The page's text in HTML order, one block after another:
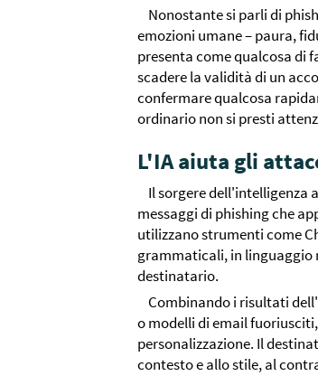
Nonostante si parli di
emozioni umane – paura,
presenta come qualcosa di
scadere la validità di un
confermare qualcosa
ordinario non si presti
L'IA aiuta gli
Il sorgere dell'intelligenza
messaggi di phishing che
utilizzano strumenti come
grammaticali, in linguaggio
destinatario.
Combinando i risultati
o modelli di email
personalizzazione. Il
contesto e allo stile, al